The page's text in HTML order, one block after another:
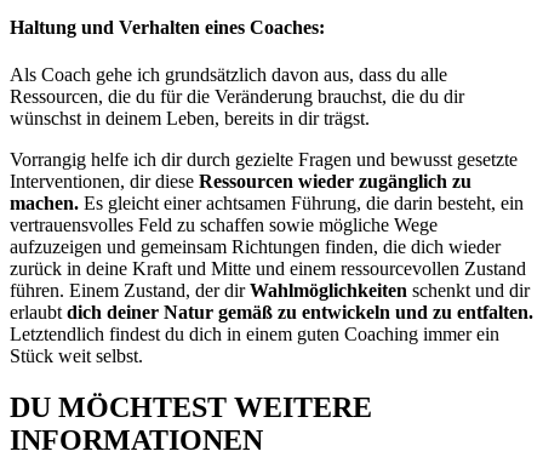
Haltung und Verhalten eines Coaches:
Als Coach gehe ich grundsätzlich davon aus, dass du alle
Ressourcen, die du für die Veränderung brauchst, die du dir
wünschst in deinem Leben, bereits in dir trägst.
Vorrangig helfe ich dir durch gezielte Fragen und bewusst gesetzte
Interventionen, dir diese Ressourcen wieder zugänglich zu
machen. Es gleicht einer achtsamen Führung, die darin besteht, ein
vertrauensvolles Feld zu schaffen sowie mögliche Wege
aufzuzeigen und gemeinsam Richtungen finden, die dich wieder
zurück in deine Kraft und Mitte und einem ressourcevollen Zustand
führen. Einem Zustand, der dirWahlmöglichkeiten schenkt und dir
erlaubt dich deiner Natur gemäß zu entwickeln und zu entfalten.
Letztendlich findest du dich in einem guten Coaching immer ein
Stück weit selbst.
DU MÖCHTEST WEITERE
INFORMATIONEN